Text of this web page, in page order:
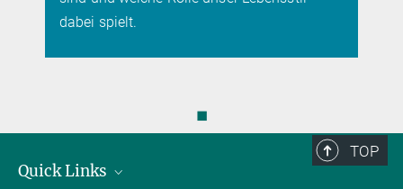
dabei spielt.
◼
TOP
Quick Links